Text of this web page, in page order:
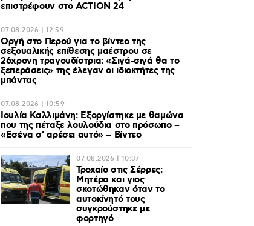
επιστρέφουν στο ACTION 24
07.08.2026 | 12:59
Οργή στο Περού για το βίντεο της
σεξουαλικής επίθεσης μαέστρου σε
26χρονη τραγουδίστρια: «Σιγά-σιγά θα το
ξεπεράσεις» της έλεγαν οι ιδιοκτήτες της
μπάντας
07.08.2026 | 10:59
Ιουλία Καλλιμάνη: Εξοργίστηκε με θαμώνα
που της πέταξε λουλούδια στο πρόσωπο –
«Εσένα σ’ αρέσει αυτό» – Βίντεο
07.08.2026 | 10:37
Τροχαίο στις Σέρρες:
Μητέρα και γιος
σκοτώθηκαν όταν το
αυτοκίνητό τους
συγκρούστηκε με
φορτηγό